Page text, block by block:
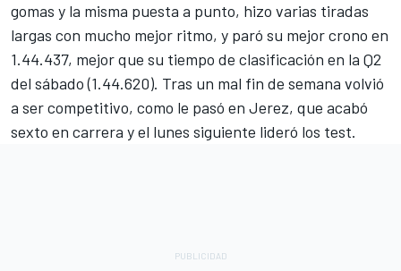
gomas y la misma puesta a punto, hizo varias tiradas
largas con mucho mejor ritmo, y paró su mejor crono en
1.44.437, mejor que su tiempo de clasificación en la Q2
del sábado (1.44.620). Tras un mal fin de semana volvió
a ser competitivo, como le pasó en Jerez, que acabó
sexto en carrera y el lunes siguiente lideró los test.